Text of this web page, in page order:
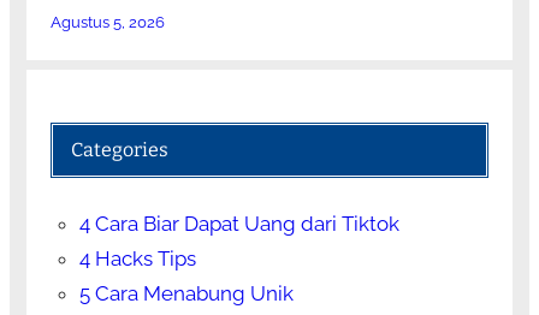
Agustus 5, 2026
Categories
4 Cara Biar Dapat Uang dari Tiktok
4 Hacks Tips
5 Cara Menabung Unik